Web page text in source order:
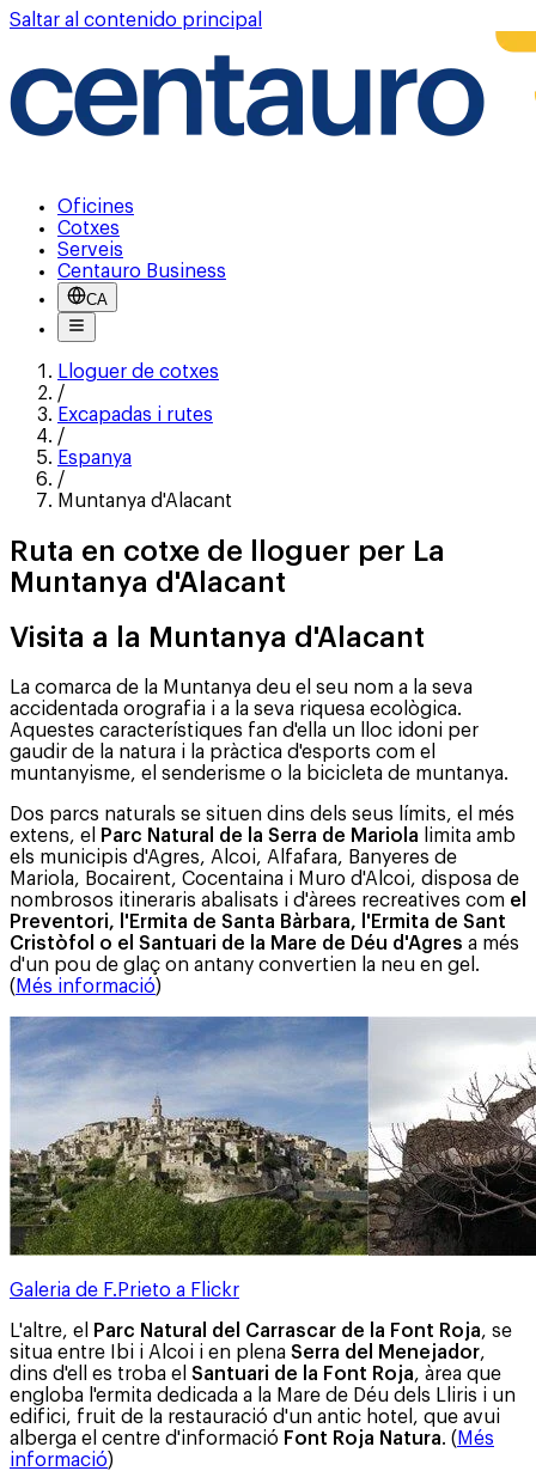
Saltar al contenido principal
Oficines
Cotxes
Serveis
Centauro Business
CA
Lloguer de cotxes
/
Excapadas i rutes
/
Espanya
/
Muntanya d'Alacant
Ruta en cotxe de lloguer per La
Muntanya d'Alacant
Visita a la Muntanya d'Alacant
La comarca de la Muntanya deu el seu nom a la seva
accidentada orografia i a la seva riquesa ecològica.
Aquestes característiques fan d'ella un lloc idoni per
gaudir de la natura i la pràctica d'esports com el
muntanyisme, el senderisme o la bicicleta de muntanya.
Dos parcs naturals se situen dins dels seus límits, el més
extens, el
Parc Natural de la Serra de Mariola limita amb
els municipis d'Agres, Alcoi, Alfafara, Banyeres de
Mariola, Bocairent, Cocentaina i Muro d'Alcoi, disposa de
nombrosos itineraris abalisats i d'àrees recreatives com el
Preventori, l'Ermita de Santa Bàrbara, l'Ermita de Sant
Cristòfol o el Santuari de la Mare de Déu d'Agres a més
d'un pou de glaç on antany convertien la neu en gel.
( Més informació)
Galeria de F.Prieto a Flickr
L'altre, el Parc Natural del Carrascar de la Font Roja, se
situa entre Ibi i Alcoi i en plena Serra del Menejador,
dins d'ell es troba el Santuari de la Font Roja, àrea que
engloba l'ermita dedicada a la Mare de Déu dels Lliris i un
edifici, fruit de la restauració d'un antic hotel, que avui
alberga el centre d'informació Font Roja Natura. ( Més
informació)